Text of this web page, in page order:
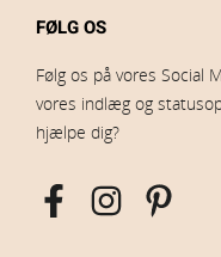
FØLG OS
Følg os på vores Social
vores indlæg og
hjælpe dig?